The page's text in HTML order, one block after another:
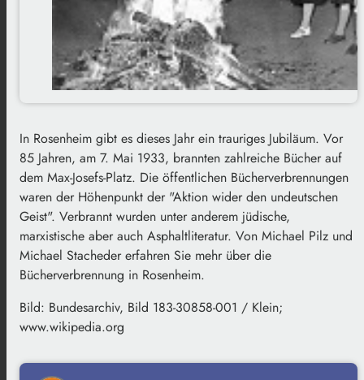
In Rosenheim gibt es dieses Jahr ein trauriges Jubiläum. Vor
85 Jahren, am 7. Mai 1933, brannten zahlreiche Bücher auf
dem Max-Josefs-Platz. Die öffentlichen Bücherverbrennungen
waren der Höhenpunkt der "Aktion wider den undeutschen
Geist". Verbrannt wurden unter anderem jüdische,
marxistische aber auch Asphaltliteratur. Von Michael Pilz und
Michael Stacheder erfahren Sie mehr über die
Bücherverbrennung in Rosenheim.
Bild: Bundesarchiv, Bild 183-30858-001 / Klein;
www.wikipedia.org